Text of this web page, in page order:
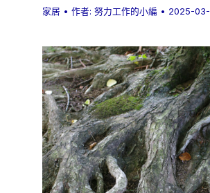
家居 • 作者:努力工作的小編 • 2025-